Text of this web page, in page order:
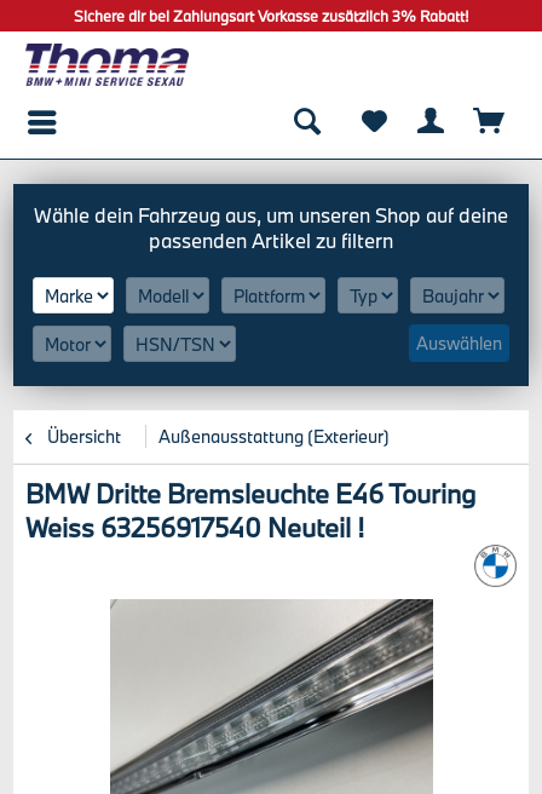
Sichere dir bei Zahlungsart Vorkasse zusätzlich 3% Rabatt!
Auswählen
Übersicht Außenausstattung (Exterieur)
BMW Dritte Bremsleuchte E46 Touring
Weiss 63256917540 Neuteil !